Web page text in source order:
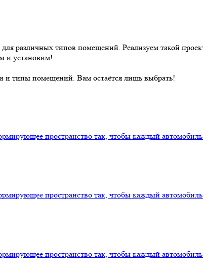
различных типов помещений. Реализуем такой
и установим!
и типы помещений. Вам остаётся лишь выбрать!
пространство так, чтобы каждый
пространство так, чтобы каждый
пространство так, чтобы каждый